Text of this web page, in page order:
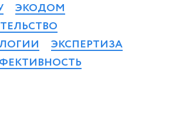
ЭКОДОМ
ЭКСПЕРТИЗА